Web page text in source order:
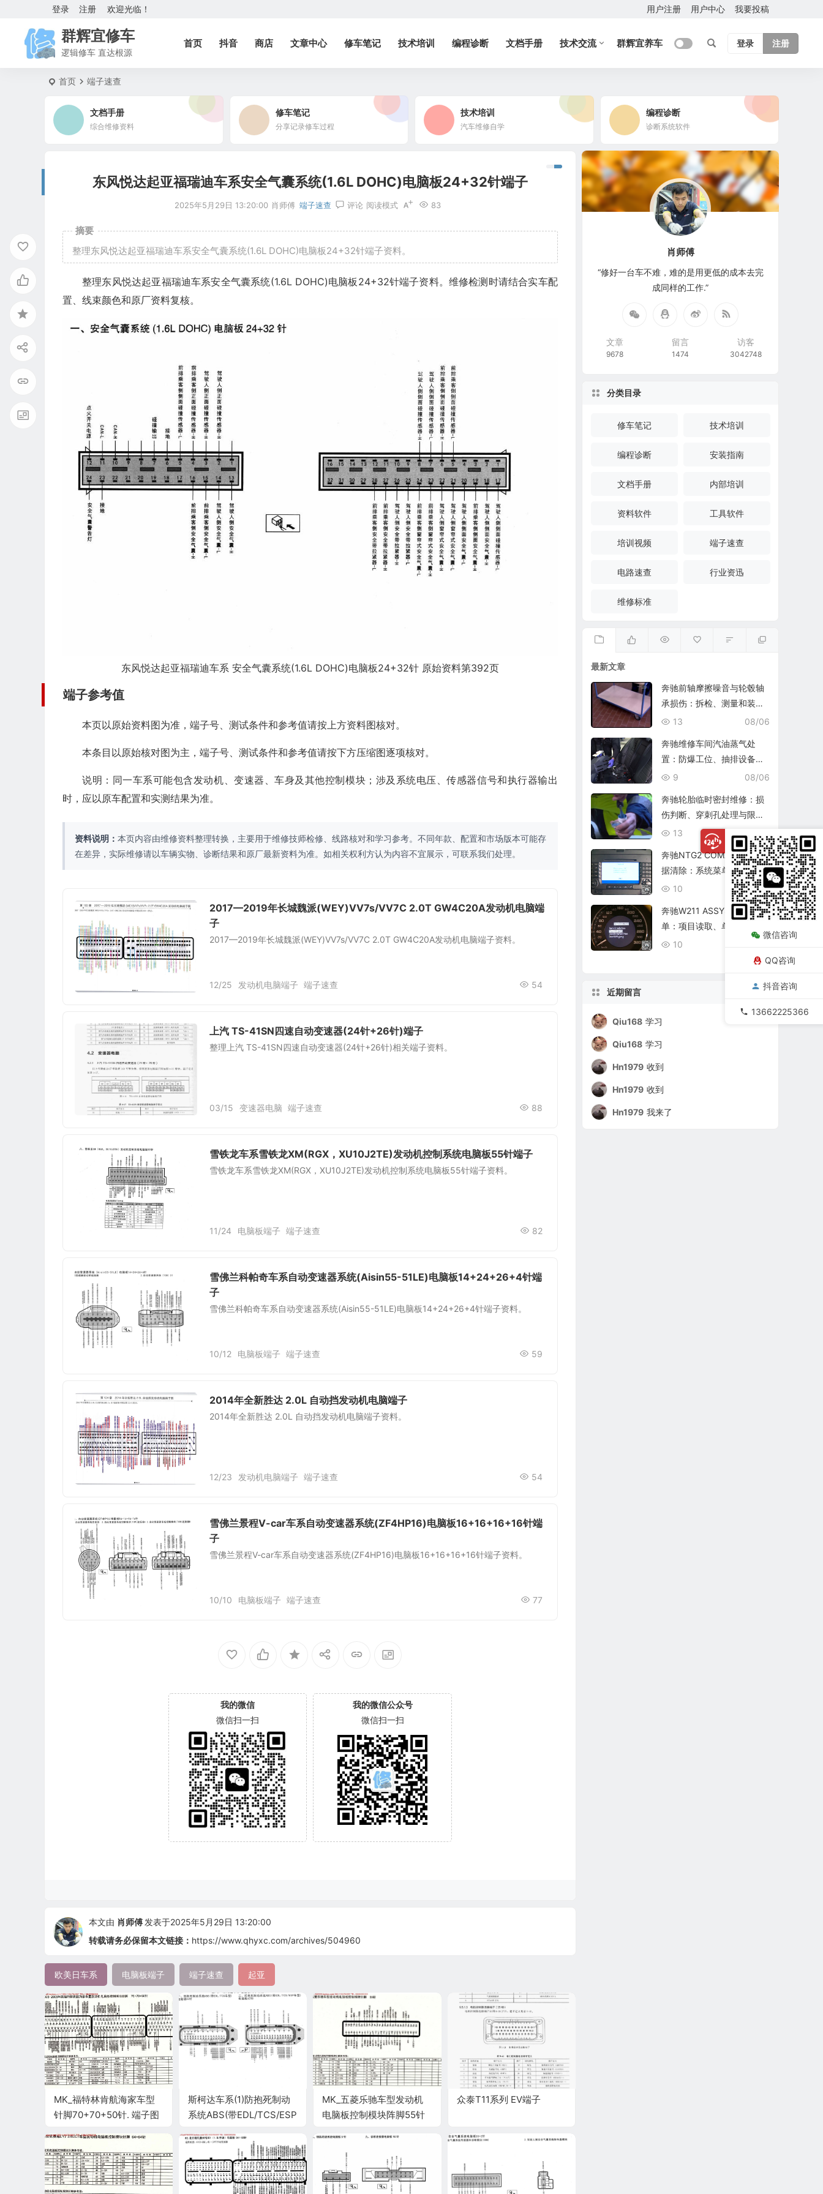
欢迎光临！
登录 注册 用户注册 用户中心 我要投稿
群辉宜修车
逻辑修车 直达根源
首页 抖音 商店 文章中心 修车笔记 技术培训 编程诊断 文档手册 技术交流 群辉宜养车 登录 注册
首页 端子速查
文档手册
综合维修资料
修车笔记
分享记录修车过程
技术培训
汽车维修自学
编程诊断
诊断系统软件
东风悦达起亚福瑞迪车系安全气囊系统(1.6L DOHC)电脑板24+32针端子
2025年5月29日 13:20:00 肖师傅 端子速查 评论 83
阅读模式
摘要
整理东风悦达起亚福瑞迪车系安全气囊系统(1.6L DOHC)电脑板24+32针端子资料。
整理东风悦达起亚福瑞迪车系安全气囊系统(1.6L DOHC)电脑板24+32针端子资料。维修检测时请结合实车配
置、线束颜色和原厂资料复核。
东风悦达起亚福瑞迪车系 安全气囊系统(1.6L DOHC)电脑板24+32针 原始资料第392页
端子参考值
本页以原始资料图为准，端子号、测试条件和参考值请按上方资料图核对。
本条目以原始核对图为主，端子号、测试条件和参考值请按下方压缩图逐项核对。
说明：同一车系可能包含发动机、变速器、车身及其他控制模块；涉及系统电压、传感器信号和执行器输出
时，应以原车配置和实测结果为准。
资料说明： 本页内容由维修资料整理转换，主要用于维修技师检修、线路核对和学习参考。不同年款、配置和市场版本可能存
在差异，实际维修请以车辆实物、诊断结果和原厂最新资料为准。如相关权利方认为内容不宜展示，可联系我们处理。
2017—2019年长城魏派(WEY)VV7s/VV7C 2.0T GW4C20A发动机电脑端
子
2017—2019年长城魏派(WEY)VV7s/VV7C 2.0T GW4C20A发动机电脑端子资料。
12/25 54
发动机电脑端子 端子速查
上汽 TS-41SN四速自动变速器(24针+26针)端子
整理上汽 TS-41SN四速自动变速器(24针+26针)相关端子资料。
03/15 88
变速器电脑 端子速查
雪铁龙车系雪铁龙XM(RGX，XU10J2TE)发动机控制系统电脑板55针端子
雪铁龙车系雪铁龙XM(RGX，XU10J2TE)发动机控制系统电脑板55针端子资料。
11/24 82
电脑板端子 端子速查
雪佛兰科帕奇车系自动变速器系统(Aisin55-51LE)电脑板14+24+26+4针端
子
雪佛兰科帕奇车系自动变速器系统(Aisin55-51LE)电脑板14+24+26+4针端子资料。
10/12 59
电脑板端子 端子速查
2014年全新胜达 2.0L 自动挡发动机电脑端子
2014年全新胜达 2.0L 自动挡发动机电脑端子资料。
12/23 54
发动机电脑端子 端子速查
雪佛兰景程V-car车系自动变速器系统(ZF4HP16)电脑板16+16+16+16针端
子
雪佛兰景程V-car车系自动变速器系统(ZF4HP16)电脑板16+16+16+16针端子资料。
10/10 77
电脑板端子 端子速查
我的微信
微信扫一扫
我的微信公众号
微信扫一扫
本文由 肖师傅 发表于2025年5月29日 13:20:00
转载请务必保留本文链接： https://www.qhyxc.com/archives/504960
欧美日车系 电脑板端子 端子速查 起亚
MK_福特林肯航海家车型
针脚70+70+50针. 端子图
斯柯达车系(1)防抱死制动
系统ABS(带EDL/TCS/ESP
MK_五菱乐驰车型发动机
电脑板控制模块阵脚55针
众泰T11系列 EV端子
肖师傅
“修好一台车不难，难的是用更低的成本去完
成同样的工作.”
文章
9678
留言
1474
访客
3042748
分类目录
修车笔记 技术培训
编程诊断 安装指南
文档手册 内部培训
资料软件 工具软件
培训视频 端子速查
电路速查 行业资迅
维修标准
最新文章
奔驰前轴摩擦噪音与轮毂轴
承损伤：拆检、测量和装复
复查
08/06
13
奔驰维修车间汽油蒸气处
置：防爆工位、抽排设备与
燃油收集
08/06
9
奔驰轮胎临时密封维修：损
伤判断、穿刺孔处理与限速
复查
08/06
13
奔驰NTG2 COMAND个人数
据清除：系统菜单、恢复出
厂与结果确认
08/06
10
奔驰W211 ASSYST保养菜
单：项目读取、单项确认与
复位核查
10
近期留言
Qiu168 学习
Qiu168 学习
Hn1979 收到
Hn1979 收到
Hn1979 我来了
微信咨询
QQ咨询
抖音咨询
13662225366